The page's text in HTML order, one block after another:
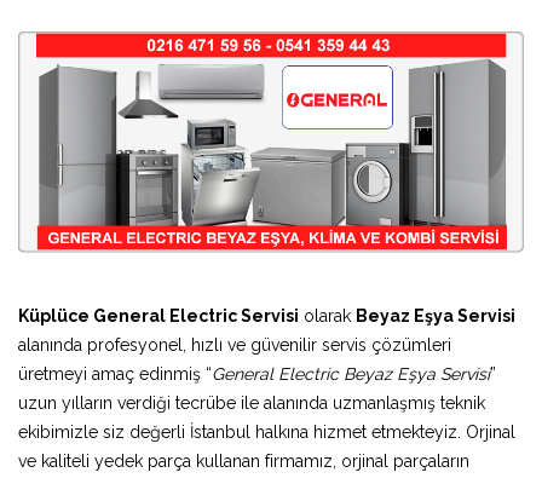
Küplüce General Electric Servisi olarak Beyaz Eşya Servisi
alanında profesyonel, hızlı ve güvenilir servis çözümleri
üretmeyi amaç edinmiş “General Electric Beyaz Eşya Servisi”
uzun yılların verdiği tecrübe ile alanında uzmanlaşmış teknik
ekibimizle siz değerli İstanbul halkına hizmet etmekteyiz. Orjinal
ve kaliteli yedek parça kullanan firmamız, orjinal parçaların